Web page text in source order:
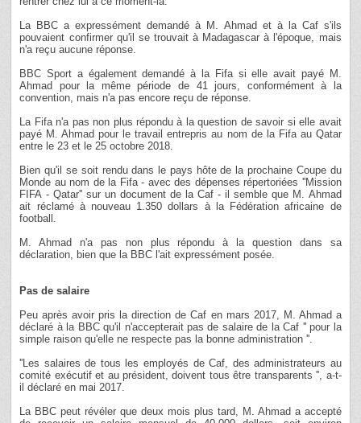
La BBC a expressément demandé à M. Ahmad et à la Caf s'ils
pouvaient confirmer qu'il se trouvait à Madagascar à l'époque, mais
n'a reçu aucune réponse.
BBC Sport a également demandé à la Fifa si elle avait payé M.
Ahmad pour la même période de 41 jours, conformément à la
convention, mais n'a pas encore reçu de réponse.
La Fifa n'a pas non plus répondu à la question de savoir si elle avait
payé M. Ahmad pour le travail entrepris au nom de la Fifa au Qatar
entre le 23 et le 25 octobre 2018.
Bien qu'il se soit rendu dans le pays hôte de la prochaine Coupe du
Monde au nom de la Fifa - avec des dépenses répertoriées ''Mission
FIFA - Qatar'' sur un document de la Caf - il semble que M. Ahmad
ait réclamé à nouveau 1.350 dollars à la Fédération africaine de
football.
M. Ahmad n'a pas non plus répondu à la question dans sa
déclaration, bien que la BBC l'ait expressément posée.
Pas de salaire
Peu après avoir pris la direction de Caf en mars 2017, M. Ahmad a
déclaré à la BBC qu'il n'accepterait pas de salaire de la Caf '' pour la
simple raison qu'elle ne respecte pas la bonne administration ''.
''Les salaires de tous les employés de Caf, des administrateurs au
comité exécutif et au président, doivent tous être transparents '', a-t-
il déclaré en mai 2017.
La BBC peut révéler que deux mois plus tard, M. Ahmad a accepté